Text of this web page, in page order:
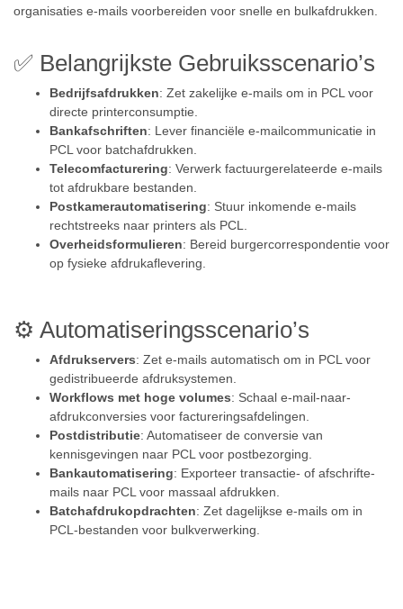
organisaties e-mails voorbereiden voor snelle en bulkafdrukken.
✅ Belangrijkste Gebruiksscenario’s
Bedrijfsafdrukken: Zet zakelijke e-mails om in PCL voor
directe printerconsumptie.
Bankafschriften: Lever financiële e-mailcommunicatie in
PCL voor batchafdrukken.
Telecomfacturering: Verwerk factuurgerelateerde e-mails
tot afdrukbare bestanden.
Postkamerautomatisering: Stuur inkomende e-mails
rechtstreeks naar printers als PCL.
Overheidsformulieren: Bereid burgercorrespondentie voor
op fysieke afdrukaflevering.
⚙️ Automatiseringsscenario’s
Afdrukservers: Zet e-mails automatisch om in PCL voor
gedistribueerde afdruksystemen.
Workflows met hoge volumes: Schaal e-mail-naar-
afdrukconversies voor factureringsafdelingen.
Postdistributie: Automatiseer de conversie van
kennisgevingen naar PCL voor postbezorging.
Bankautomatisering: Exporteer transactie- of afschrifte-
mails naar PCL voor massaal afdrukken.
Batchafdrukopdrachten: Zet dagelijkse e-mails om in
PCL-bestanden voor bulkverwerking.